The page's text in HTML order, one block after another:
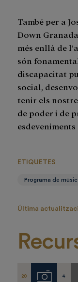
També per a
Down
més enllà de
són
discapacitat
social,
tenir els
de poder i de
esdeveniments
ETIQUETES
Programa de
Última
20 Imágenes
4